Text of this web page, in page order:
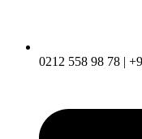
0212 558 98 78 |